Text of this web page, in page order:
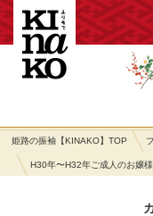
姫路の振袖【KINAKO】TOP
H30年〜H32年ご成人のお嬢